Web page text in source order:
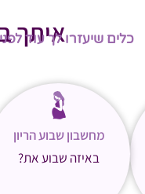
איתך
כלים שיעזרו לך עוד
מחשבון שבוע הריון
באיזה שבוע את?